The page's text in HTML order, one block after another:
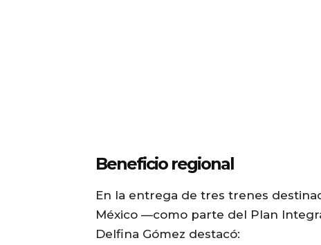
Beneficio regional
En la entrega de tres trenes
México —como parte del Plan
Delfina Gómez destacó: